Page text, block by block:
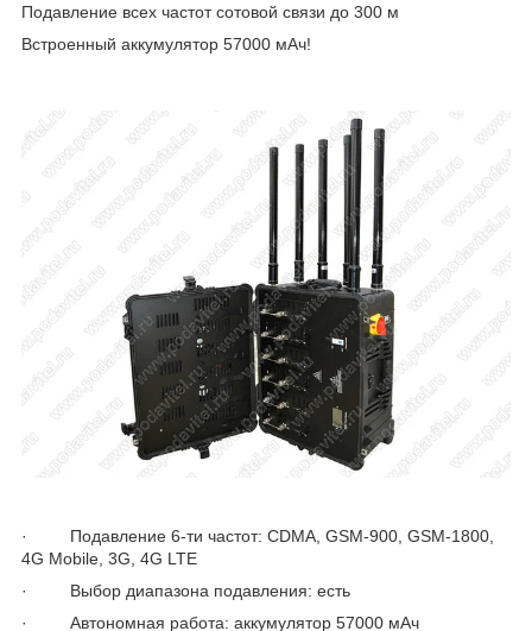
Подавление всех частот сотовой связи до 300 м
Встроенный аккумулятор 57000 мАч!
· Подавление 6-ти частот: CDMA, GSM-900, GSM-1800,
4G Mobile, 3G, 4G LTE
· Выбор диапазона подавления: есть
· Автономная работа: аккумулятор 57000 мАч